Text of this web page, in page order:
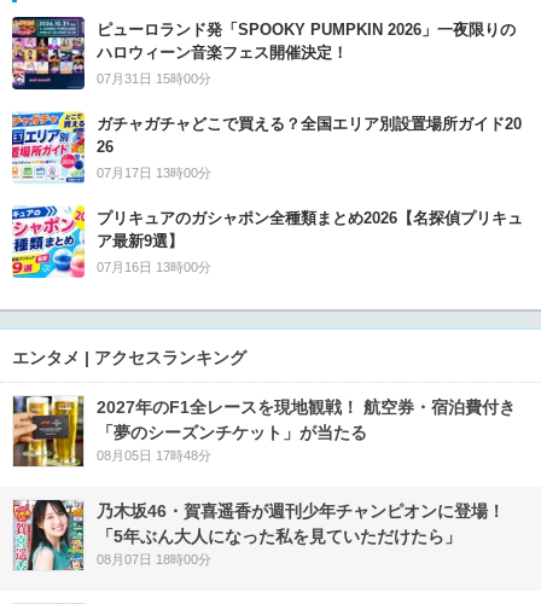
ピューロランド発「SPOOKY PUMPKIN 2026」一夜限りの
ハロウィーン音楽フェス開催決定！
07月31日 15時00分
ガチャガチャどこで買える？全国エリア別設置場所ガイド20
26
07月17日 13時00分
プリキュアのガシャポン全種類まとめ2026【名探偵プリキュ
ア最新9選】
07月16日 13時00分
エンタメ | アクセスランキング
2027年のF1全レースを現地観戦！ 航空券・宿泊費付き
「夢のシーズンチケット」が当たる
08月05日 17時48分
乃木坂46・賀喜遥香が週刊少年チャンピオンに登場！
「5年ぶん大人になった私を見ていただけたら」
08月07日 18時00分